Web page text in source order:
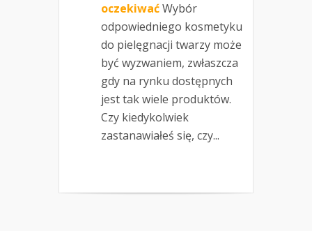
oczekiwaćWybór
odpowiedniego kosmetyku
do pielęgnacji twarzy może
być wyzwaniem, zwłaszcza
gdy na rynku dostępnych
jest tak wiele produktów.
Czy kiedykolwiek
zastanawiałeś się, czy...